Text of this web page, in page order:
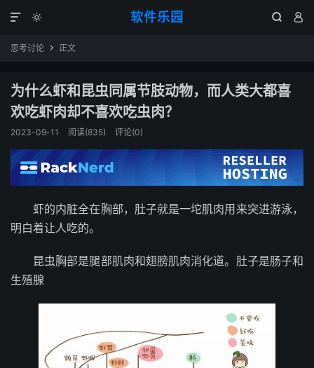
软件乐园 
 

思考讨论  正文
为什么虾和昆虫同属节肢动物，而人类大都喜
欢吃虾肉却不喜欢吃虫肉？
2023-09-11 阅读(835) 评论(0)
虾的内脏全在胸部，肚子就是一坨肌肉用来突进游泳，
明白着让人吃的。
昆虫胸部是腿部肌肉和翅膀肌肉消化道。肚子是肠子和
生殖腺